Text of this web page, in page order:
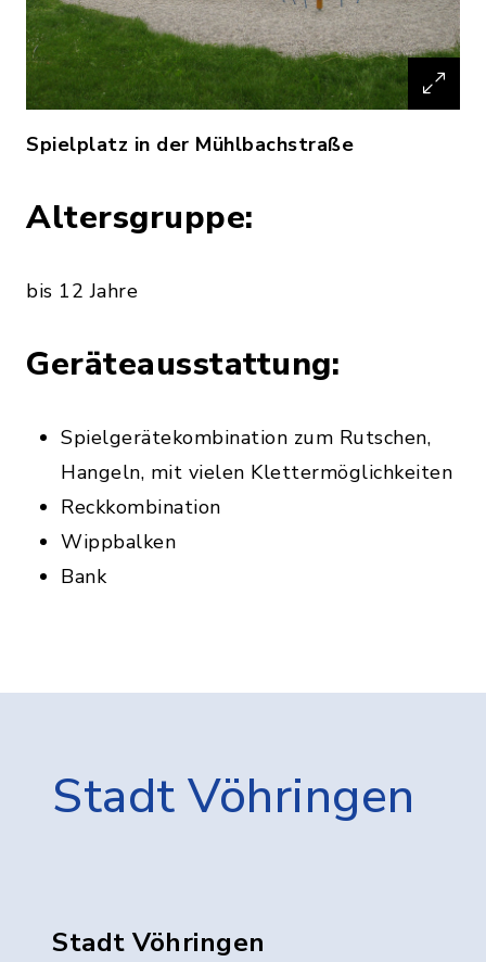
Spielplatz in der Mühlbachstraße
Altersgruppe:
bis 12 Jahre
Geräteausstattung:
Spielgerätekombination zum Rutschen,
Hangeln, mit vielen Klettermöglichkeiten
Reckkombination
Wippbalken
Bank
Stadt Vöhringen
Stadt Vöhringen